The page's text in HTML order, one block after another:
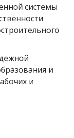
системы
и
и